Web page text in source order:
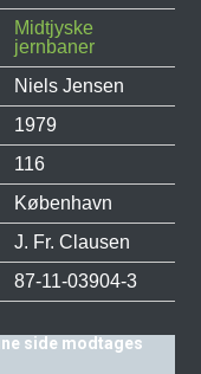
Midtjyske
jernbaner
Niels Jensen
1979
116
København
J. Fr. Clausen
87-11-03904-3
side modtages